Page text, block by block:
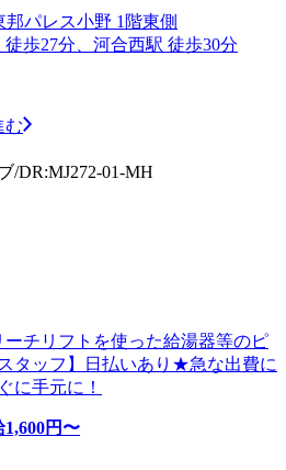
パレス小野 1階東側
歩27分、河合西駅 徒歩30分
む
/DR:MJ272-01-MH
ーチリフトを使った給湯器等のピ
タッフ】日払いあり★急な出費に
に手元に！
1,600円〜